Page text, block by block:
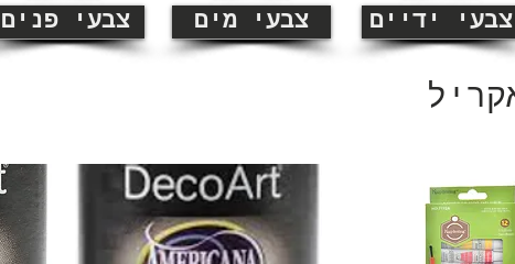
צבעי פנים צבעי מים צבעי ידיים